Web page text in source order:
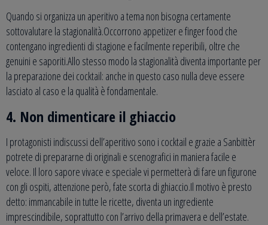
Quando si organizza un aperitivo a tema non bisogna certamente
sottovalutare la stagionalità.Occorrono appetizer e finger food che
contengano ingredienti di stagione e facilmente reperibili, oltre che
genuini e saporiti.Allo stesso modo la stagionalità diventa importante per
la preparazione dei cocktail: anche in questo caso nulla deve essere
lasciato al caso e la qualità è fondamentale.
4. Non dimenticare il ghiaccio
I protagonisti indiscussi dell’aperitivo sono i cocktail e grazie a Sanbittèr
potrete di prepararne di originali e scenografici in maniera facile e
veloce. Il loro sapore vivace e speciale vi permetterà di fare un figurone
con gli ospiti, attenzione però, fate scorta di ghiaccio.Il motivo è presto
detto: immancabile in tutte le ricette, diventa un ingrediente
imprescindibile, soprattutto con l’arrivo della primavera e dell’estate.